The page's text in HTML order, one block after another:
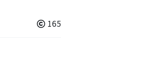
165